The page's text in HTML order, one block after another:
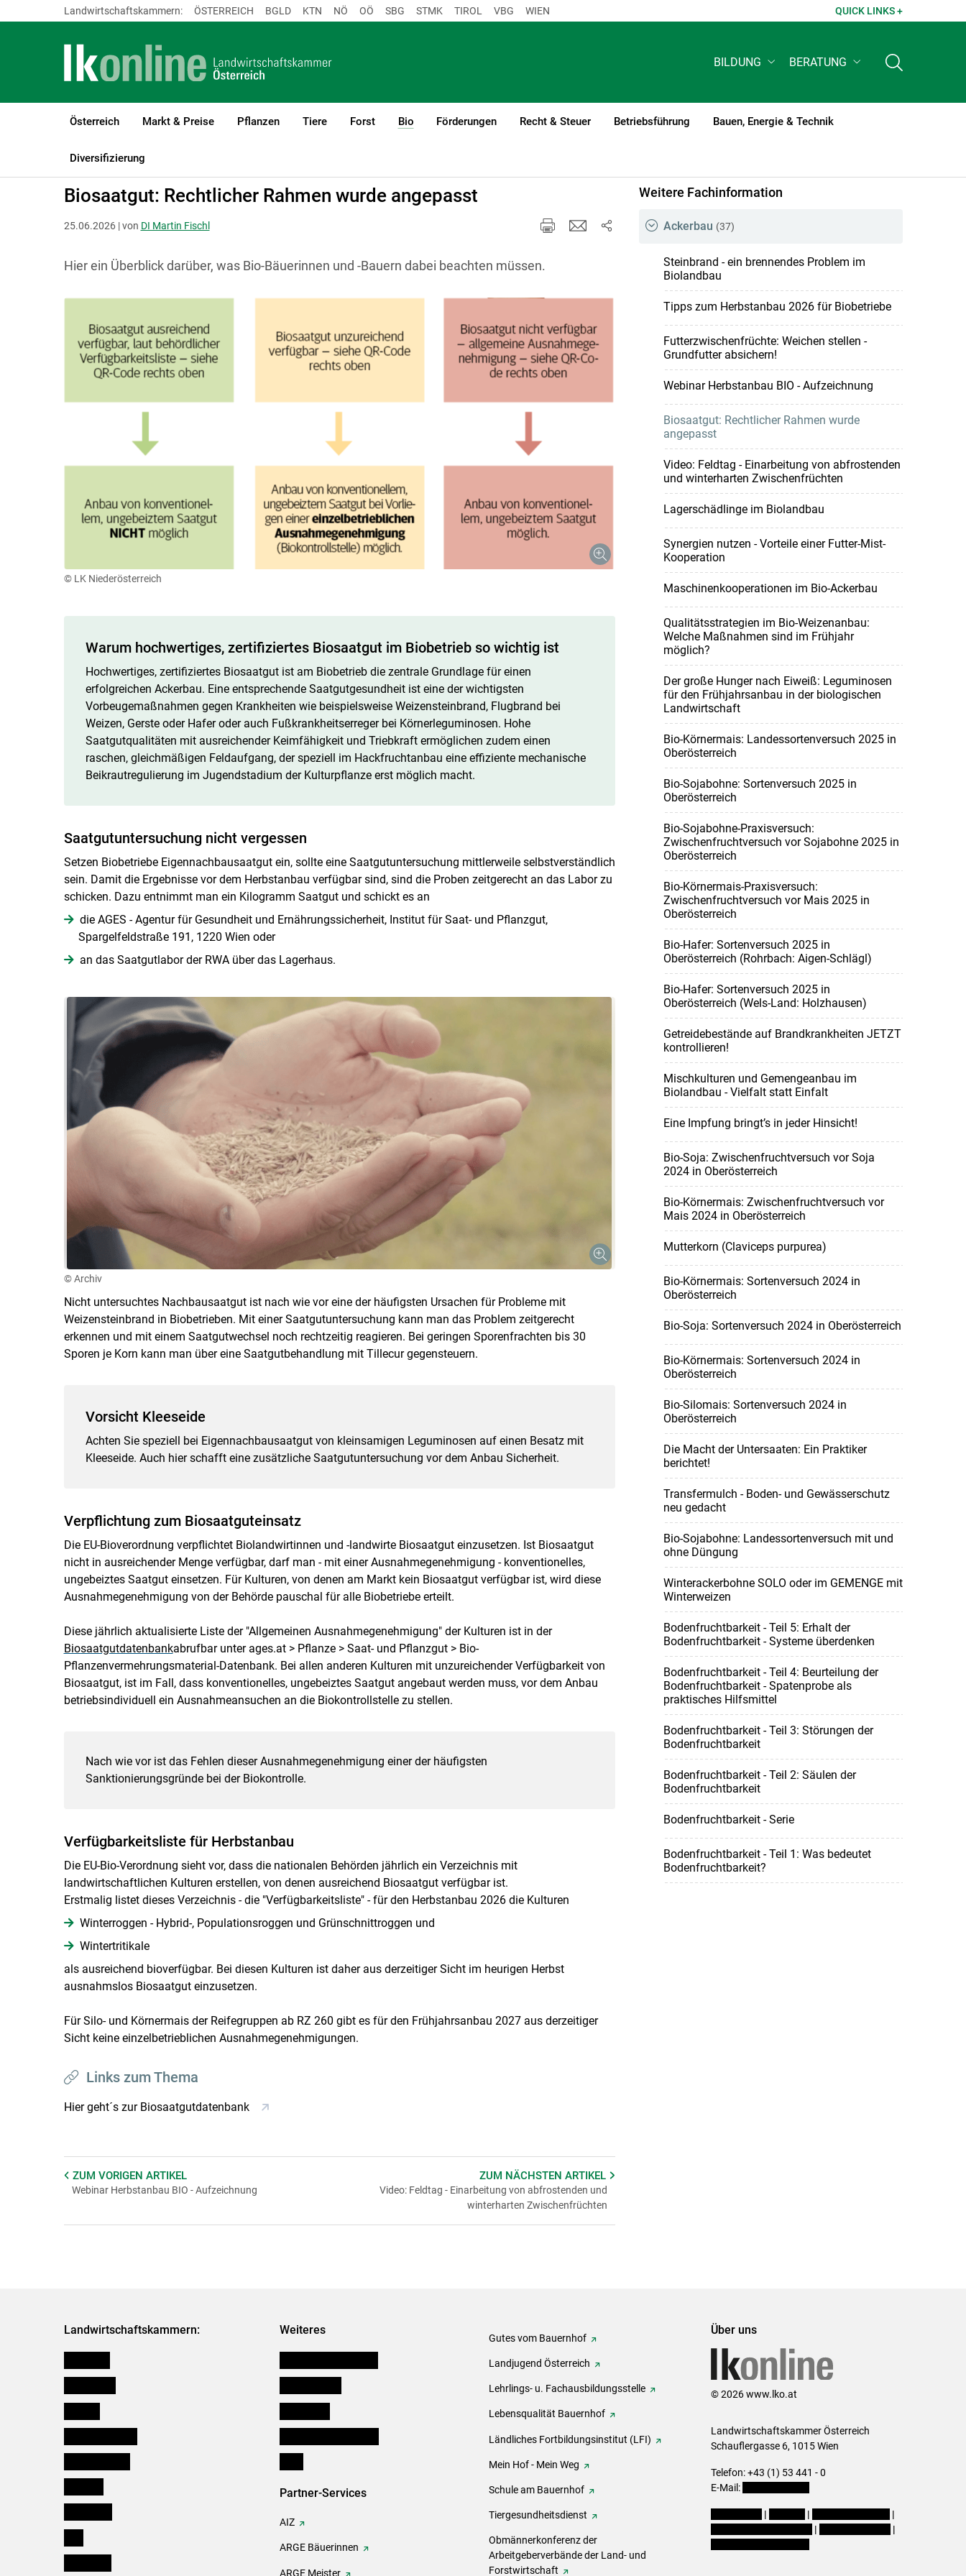
Skip to main content
Landwirtschaftskammern: ÖSTERREICH BGLD KTN NÖ OÖ SBG STMK TIROL VBG WIEN QUICK LINKS +
BILDUNG BERATUNG
Österreich Markt & Preise Pflanzen Tiere Forst Bio
(current)1
Förderungen Recht & Steuer Betriebsführung Bauen, Energie & Technik
Diversifizierung
LK Österreich Bio
Biosaatgut: Rechtlicher Rahmen wurde angepasst
25.06.2026 | von DI Martin Fischl
Hier ein Überblick darüber, was Bio-Bäuerinnen und -Bauern dabei beachten müssen.
© LK Niederösterreich
Warum hochwertiges, zertifiziertes Biosaatgut im Biobetrieb so wichtig ist
Hochwertiges, zertifiziertes Biosaatgut ist am Biobetrieb die zentrale Grundlage für einen
erfolgreichen Ackerbau. Eine entsprechende Saatgutgesundheit ist eine der wichtigsten
Vorbeugemaßnahmen gegen Krankheiten wie beispielsweise Weizensteinbrand, Flugbrand bei
Weizen, Gerste oder Hafer oder auch Fußkrankheitserreger bei Körnerleguminosen. Hohe
Saatgutqualitäten mit ausreichender Keimfähigkeit und Triebkraft ermöglichen zudem einen
raschen, gleichmäßigen Feldaufgang, der speziell im Hackfruchtanbau eine effiziente mechanische
Beikrautregulierung im Jugendstadium der Kulturpflanze erst möglich macht.
Saatgutuntersuchung nicht vergessen
Setzen Biobetriebe Eigennachbausaatgut ein, sollte eine Saatgutuntersuchung mittlerweile selbstverständlich
sein. Damit die Ergebnisse vor dem Herbstanbau verfügbar sind, sind die Proben zeitgerecht an das Labor zu
schicken. Dazu entnimmt man ein Kilogramm Saatgut und schickt es an
die AGES - Agentur für Gesundheit und Ernährungssicherheit, Institut für Saat- und Pflanzgut,
Spargelfeldstraße 191, 1220 Wien oder
an das Saatgutlabor der RWA über das Lagerhaus.
© Archiv
Nicht untersuchtes Nachbausaatgut ist nach wie vor eine der häufigsten Ursachen für Probleme mit
Weizensteinbrand in Biobetrieben. Mit einer Saatgutuntersuchung kann man das Problem zeitgerecht
erkennen und mit einem Saatgutwechsel noch rechtzeitig reagieren. Bei geringen Sporenfrachten bis 30
Sporen je Korn kann man über eine Saatgutbehandlung mit Tillecur gegensteuern.
Vorsicht Kleeseide
Achten Sie speziell bei Eigennachbausaatgut von kleinsamigen Leguminosen auf einen Besatz mit
Kleeseide. Auch hier schafft eine zusätzliche Saatgutuntersuchung vor dem Anbau Sicherheit.
Verpflichtung zum Biosaatguteinsatz
Die EU-Bioverordnung verpflichtet Biolandwirtinnen und -landwirte Biosaatgut einzusetzen. Ist Biosaatgut
nicht in ausreichender Menge verfügbar, darf man - mit einer Ausnahmegenehmigung - konventionelles,
ungebeiztes Saatgut einsetzen. Für Kulturen, von denen am Markt kein Biosaatgut verfügbar ist, wird diese
Ausnahmegenehmigung von der Behörde pauschal für alle Biobetriebe erteilt.
Diese jährlich aktualisierte Liste der "Allgemeinen Ausnahmegenehmigung" der Kulturen ist in der
Biosaatgutdatenbankabrufbar unter ages.at > Pflanze > Saat- und Pflanzgut > Bio-
Pflanzenvermehrungsmaterial-Datenbank. Bei allen anderen Kulturen mit unzureichender Verfügbarkeit von
Biosaatgut, ist im Fall, dass konventionelles, ungebeiztes Saatgut angebaut werden muss, vor dem Anbau
betriebsindividuell ein Ausnahmeansuchen an die Biokontrollstelle zu stellen.
Nach wie vor ist das Fehlen dieser Ausnahmegenehmigung einer der häufigsten
Sanktionierungsgründe bei der Biokontrolle.
Verfügbarkeitsliste für Herbstanbau
Die EU-Bio-Verordnung sieht vor, dass die nationalen Behörden jährlich ein Verzeichnis mit
landwirtschaftlichen Kulturen erstellen, von denen ausreichend Biosaatgut verfügbar ist.
Erstmalig listet dieses Verzeichnis - die "Verfügbarkeitsliste" - für den Herbstanbau 2026 die Kulturen
Winterroggen - Hybrid-, Populationsroggen und Grünschnittroggen und
Wintertritikale
als ausreichend bioverfügbar. Bei diesen Kulturen ist daher aus derzeitiger Sicht im heurigen Herbst
ausnahmslos Biosaatgut einzusetzen.
Für Silo- und Körnermais der Reifegruppen ab RZ 260 gibt es für den Frühjahrsanbau 2027 aus derzeitiger
Sicht keine einzelbetrieblichen Ausnahmegenehmigungen.
Links zum Thema
Hier geht´s zur Biosaatgutdatenbank
ZUM VORIGEN ARTIKEL
Webinar Herbstanbau BIO - Aufzeichnung
ZUM NÄCHSTENARTIKEL
Video: Feldtag - Einarbeitung von abfrostenden und
winterharten Zwischenfrüchten
Weitere Fachinformation
Ackerbau (37)
Steinbrand - ein brennendes Problem im
Biolandbau
Tipps zum Herbstanbau 2026 für Biobetriebe
Futterzwischenfrüchte: Weichen stellen -
Grundfutter absichern!
Webinar Herbstanbau BIO - Aufzeichnung
Biosaatgut: Rechtlicher Rahmen wurde
angepasst
Video: Feldtag - Einarbeitung von abfrostenden
und winterharten Zwischenfrüchten
Lagerschädlinge im Biolandbau
Synergien nutzen - Vorteile einer Futter-Mist-
Kooperation
Maschinenkooperationen im Bio-Ackerbau
Qualitätsstrategien im Bio-Weizenanbau:
Welche Maßnahmen sind im Frühjahr
möglich?
Der große Hunger nach Eiweiß: Leguminosen
für den Frühjahrsanbau in der biologischen
Landwirtschaft
Bio-Körnermais: Landessortenversuch 2025 in
Oberösterreich
Bio-Sojabohne: Sortenversuch 2025 in
Oberösterreich
Bio-Sojabohne-Praxisversuch:
Zwischenfruchtversuch vor Sojabohne 2025 in
Oberösterreich
Bio-Körnermais-Praxisversuch:
Zwischenfruchtversuch vor Mais 2025 in
Oberösterreich
Bio-Hafer: Sortenversuch 2025 in
Oberösterreich (Rohrbach: Aigen-Schlägl)
Bio-Hafer: Sortenversuch 2025 in
Oberösterreich (Wels-Land: Holzhausen)
Getreidebestände auf Brandkrankheiten JETZT
kontrollieren!
Mischkulturen und Gemengeanbau im
Biolandbau - Vielfalt statt Einfalt
Eine Impfung bringt’s in jeder Hinsicht!
Bio-Soja: Zwischenfruchtversuch vor Soja
2024 in Oberösterreich
Bio-Körnermais: Zwischenfruchtversuch vor
Mais 2024 in Oberösterreich
Mutterkorn (Claviceps purpurea)
Bio-Körnermais: Sortenversuch 2024 in
Oberösterreich
Bio-Soja: Sortenversuch 2024 in Oberösterreich
Bio-Körnermais: Sortenversuch 2024 in
Oberösterreich
Bio-Silomais: Sortenversuch 2024 in
Oberösterreich
Die Macht der Untersaaten: Ein Praktiker
berichtet!
Transfermulch - Boden- und Gewässerschutz
neu gedacht
Bio-Sojabohne: Landessortenversuch mit und
ohne Düngung
Winterackerbohne SOLO oder im GEMENGE mit
Winterweizen
Bodenfruchtbarkeit - Teil 5: Erhalt der
Bodenfruchtbarkeit - Systeme überdenken
Bodenfruchtbarkeit - Teil 4: Beurteilung der
Bodenfruchtbarkeit - Spatenprobe als
praktisches Hilfsmittel
Bodenfruchtbarkeit - Teil 3: Störungen der
Bodenfruchtbarkeit
Bodenfruchtbarkeit - Teil 2: Säulen der
Bodenfruchtbarkeit
Bodenfruchtbarkeit - Serie
Bodenfruchtbarkeit - Teil 1: Was bedeutet
Bodenfruchtbarkeit?
Landwirtschaftskammern: Weiteres
Partner-Services
AIZ
ARGE Bäuerinnen
ARGE Meister
Gutes vom Bauernhof
Landjugend Österreich
Lehrlings- u. Fachausbildungsstelle
Lebensqualität Bauernhof
Ländliches Fortbildungsinstitut (LFI)
Mein Hof - Mein Weg
Schule am Bauernhof
Tiergesundheitsdienst
Obmännerkonferenz der
Arbeitgeberverbände der Land- und
Forstwirtschaft
Über uns
© 2026 www.lko.at
Landwirtschaftskammer Österreich
Schauflergasse 6, 1015 Wien
Telefon:+43 (1) 53 441 - 0
E-Mail:
| |
|
|
|